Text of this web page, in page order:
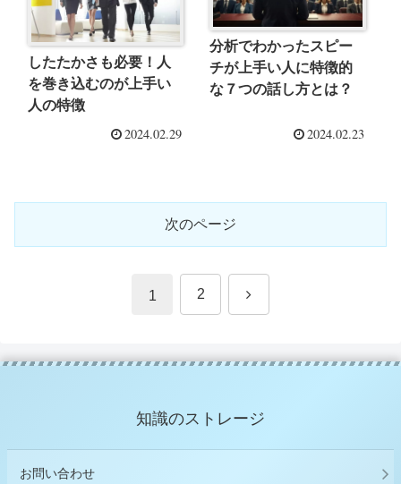
したたかさも必要！人
を巻き込むのが上手い
人の特徴
2024.02.29
分析でわかったスピー
チが上手い人に特徴的
な７つの話し方とは？
2024.02.23
次のページ
1 2 次
知識のストレージ
お問い合わせ